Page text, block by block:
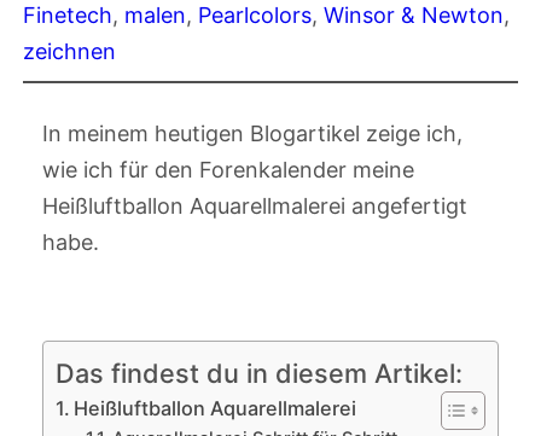
Finetech, malen, Pearlcolors, Winsor & Newton
zeichnen
In meinem heutigen Blogartikel zeige ich,
wie ich für den Forenkalender meine
Heißluftballon Aquarellmalerei angefertigt
habe.
Das findest du in diesem Artikel:
Heißluftballon Aquarellmalerei